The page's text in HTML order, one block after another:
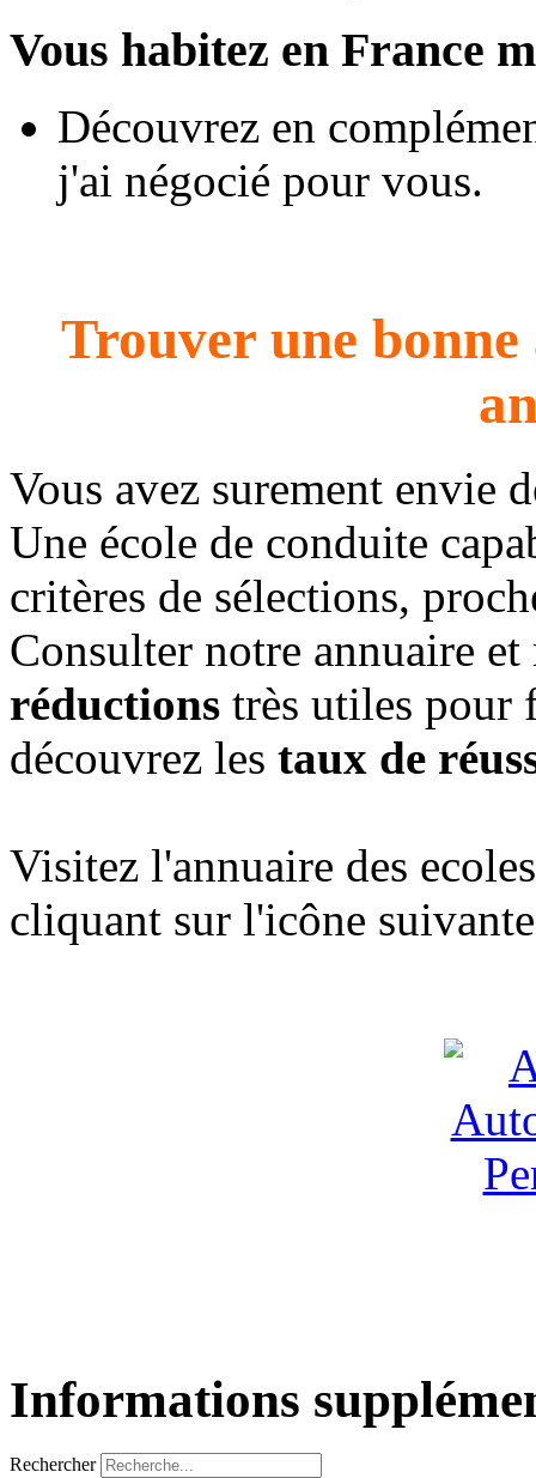
Vous habitez en France
Découvrez en
j'ai négocié pour vous.
Trouver une
Vous avez surement envie
Une école de conduite
critères de sélections,
Consulter notre annuaire
réductions très utiles pour
découvrez les taux de
Visitez l'annuaire des
cliquant sur l'icône
Informations
Rechercher